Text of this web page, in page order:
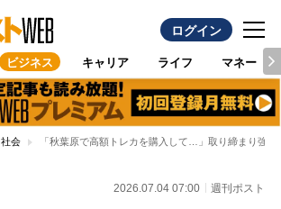
ログイン
ビジネス キャリア ライフ マネー
社会 「秋葉原で高額トレカを購入して…」取り締まり強
2026.07.04 07:00 週刊ポスト